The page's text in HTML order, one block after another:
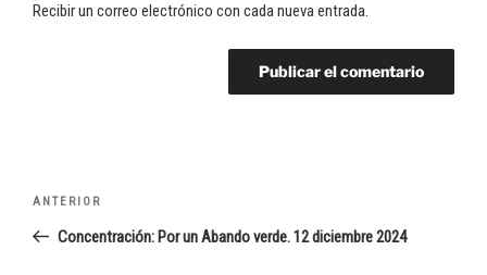
Recibir un correo electrónico con cada nueva entrada.
Navegación
entradas
Entrada
anterior:
ANTERIOR
Concentración: Por un Abando verde. 12 diciembre 2024